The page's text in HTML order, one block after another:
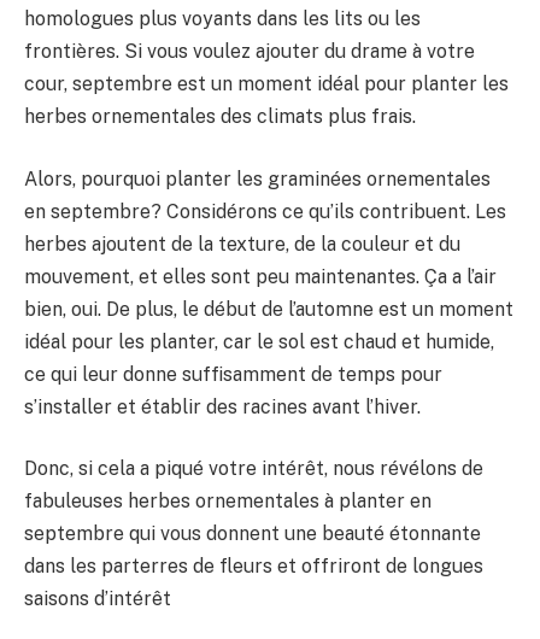
homologues plus voyants dans les lits ou les
frontières. Si vous voulez ajouter du drame à votre
cour, septembre est un moment idéal pour planter les
herbes ornementales des climats plus frais.
Alors, pourquoi planter les graminées ornementales
en septembre? Considérons ce qu’ils contribuent. Les
herbes ajoutent de la texture, de la couleur et du
mouvement, et elles sont peu maintenantes. Ça a l’air
bien, oui. De plus, le début de l’automne est un moment
idéal pour les planter, car le sol est chaud et humide,
ce qui leur donne suffisamment de temps pour
s’installer et établir des racines avant l’hiver.
Donc, si cela a piqué votre intérêt, nous révélons de
fabuleuses herbes ornementales à planter en
septembre qui vous donnent une beauté étonnante
dans les parterres de fleurs et offriront de longues
saisons d’intérêt